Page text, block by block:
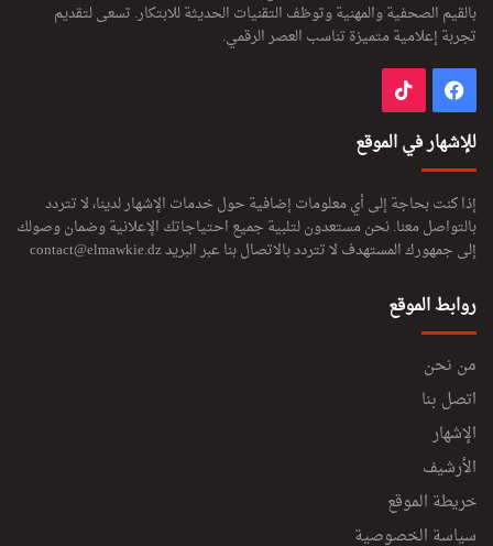
بالقيم الصحفية والمهنية وتوظف التقنيات الحديثة للابتكار. تسعى لتقديم
تجربة إعلامية متميزة تناسب العصر الرقمي.
فيسبوك
للإشهار في الموقع
إذا كنت بحاجة إلى أي معلومات إضافية حول خدمات الإشهار لدينا، لا تتردد
بالتواصل معنا. نحن مستعدون لتلبية جميع احتياجاتك الإعلانية وضمان وصولك
إلى جمهورك المستهدف لا تتردد بالاتصال بنا عبر البريدcontact@elmawkie.dz
روابط الموقع
من نحن
اتصل بنا
الإشهار
الأرشيف
خريطة الموقع
سياسة الخصوصية